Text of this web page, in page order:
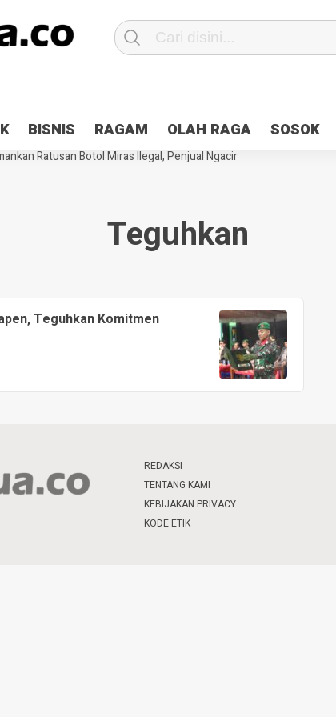
BISNIS RAGAM OLAH RAGA SOSOK
2×24 jam di Kota Jayapura
Pesan Sejuk Polri di Deklarasi
Terbakar
Hibah Pilkada Jayapura Cair 10 Persen, Deposit
Ratusan Botol Miras Ilegal, Penjual Ngacir
Teguhkan
Teguhkan Komitmen
REDAKSI
TENTANG KAMI
KEBIJAKAN PRIVACY
KODE ETIK